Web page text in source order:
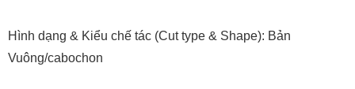
Hình dạng & Kiểu chế tác (Cut type & Shape): Bản
Vuông/cabochon